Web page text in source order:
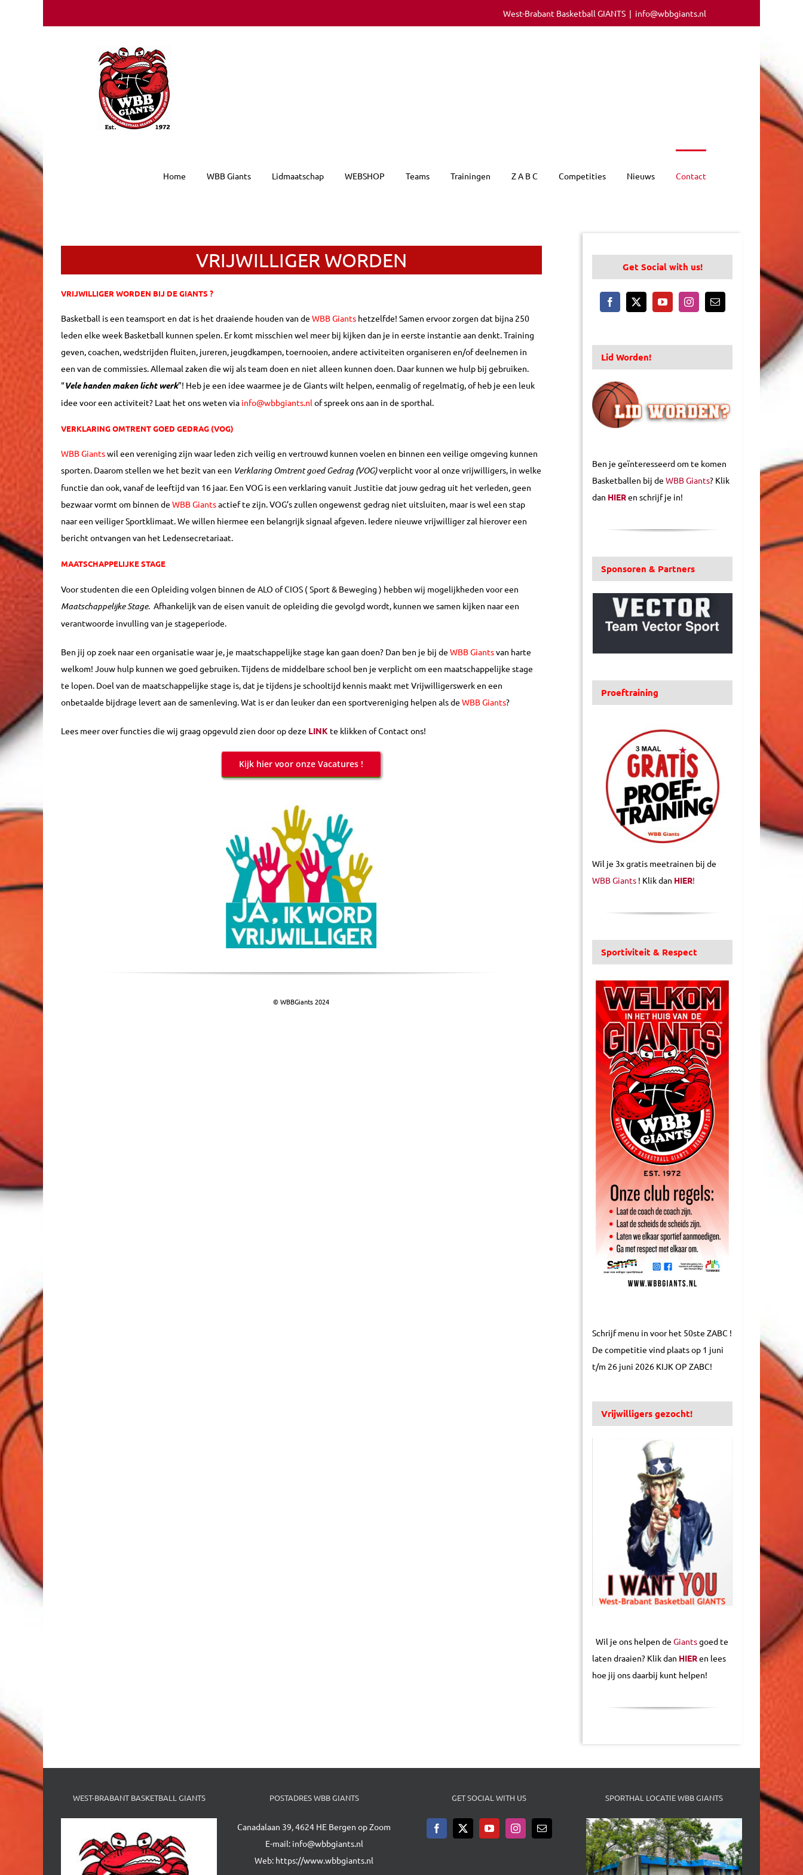
West-Brabant Basketball GIANTS | info@wbbgiants.nl
Home WBB Giants Lidmaatschap WEBSHOP Teams Trainingen Z A B C Competities Nieuws Contact
VRIJWILLIGER WORDEN
VRIJWILLIGER WORDEN BIJ DE GIANTS ?
Basketball is een teamsport en dat is het draaiende houden van de WBB Giantshetzelfde! Samen ervoor zorgen dat bijna 250
leden elke week Basketball kunnen spelen. Er komt misschien wel meer bij kijken dan je in eerste instantie aan denkt. Training
geven, coachen, wedstrijden fluiten, jureren, jeugdkampen, toernooien, andere activiteiten organiseren en/of deelnemen in
een van de commissies. Allemaal zaken die wij als team doen en niet alleen kunnen doen. Daar kunnen we hulp bij gebruiken.
“Vele handen maken licht werk”! Heb je een idee waarmee je de Giants wilt helpen, eenmalig of regelmatig, of heb je een leuk
idee voor een activiteit? Laat het ons weten via info@wbbgiants.nl of spreek ons aan in de sporthal.
VERKLARING OMTRENT GOED GEDRAG (VOG)
WBB Giantswil een vereniging zijn waar leden zich veilig en vertrouwd kunnen voelen en binnen een veilige omgeving kunnen
sporten. Daarom stellen we het bezit van een Verklaring Omtrent goed Gedrag (VOG)verplicht voor al onze vrijwilligers, in welke
functie dan ook, vanaf de leeftijd van 16 jaar. Een VOG is een verklaring vanuit Justitie dat jouw gedrag uit het verleden, geen
bezwaar vormt om binnen de WBBGiantsactief te zijn. VOG’s zullen ongewenst gedrag niet uitsluiten, maar is wel een stap
naar een veiliger Sportklimaat. We willen hiermee een belangrijk signaal afgeven. Iedere nieuwe vrijwilliger zal hierover een
bericht ontvangen van het Ledensecretariaat.
MAATSCHAPPELIJKE STAGE
Voor studenten die een Opleiding volgen binnen de ALO of CIOS ( Sport & Beweging ) hebben wij mogelijkheden voor een
Maatschappelijke Stage. Afhankelijk van de eisen vanuit de opleiding die gevolgd wordt, kunnen we samen kijken naar een
verantwoorde invulling van je stageperiode.
Ben jij op zoek naar een organisatie waar je, je maatschappelijke stage kan gaan doen? Dan ben je bij de WBB Giantsvan harte
welkom! Jouw hulp kunnen we goed gebruiken. Tijdens de middelbare school ben je verplicht om een maatschappelijke stage
te lopen. Doel van de maatschappelijke stage is, dat je tijdens je schooltijd kennis maakt met Vrijwilligerswerk en een
onbetaalde bijdrage levert aan de samenleving. Wat is er dan leuker dan een sportvereniging helpen als de WBB Giants?
Lees meer over functies die wij graag opgevuld zien door op deze LINK te klikken of Contact ons!
Kijk hier voor onze Vacatures !
© WBBGiants 2024
Get Social with us!
Lid Worden!
Ben je geïnteresseerd om te komen
Basketballen bij deWBB Giants? Klik
dan HIERen schrijf je in!
Sponsoren & Partners
Proeftraining
Wil je 3x gratis meetrainen bij de
WBB Giants ! Klik dan HIER!
Sportiviteit & Respect
Schrijf menu in voor het 50ste ZABC !
De competitie vind plaats op 1 juni
t/m 26 juni 2026 KIJK OP ZABC!
Vrijwilligers gezocht!
Wil je ons helpen deGiantsgoed te
laten draaien? Klik dan HIERen lees
hoe jij ons daarbij kunt helpen!
WEST-BRABANT BASKETBALL GIANTS POSTADRES WBB GIANTS
Canadalaan 39, 4624 HE Bergen op Zoom
E-mail: info@wbbgiants.nl
Web: https://www.wbbgiants.nl
GET SOCIAL WITH US SPORTHAL LOCATIE WBB GIANTS